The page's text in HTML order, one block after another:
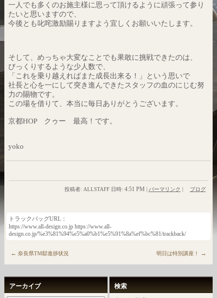
一人でも多くのお施主様に思って頂けるように頑張って参り
たいと思いますので、
今後とも叱咤激励賜りますよう宜しくお願いいたします。
そして、めっちゃ大変なことでも果敢に挑戦できたのは、
びっくりするような少人数で、
「これを乗り越えればまた成長出来る！」という思いで
社長と心を一にして突き進んできたスタッフの血のにじむ努
力の賜物です。
この場を借りて、本当に毎日ありがとうございます。
京都HOP クゥー 最高！です。
yoko
投稿者: ALLSTAFF 日時: 4:51 PM | パーマリンク | ブログ
トラックバッグURL：
https://www.all-design.co.jp https://www.all-
design.co.jp/%e3%81%94%e5%a0%b1%e5%91%8a%ef%bc%81/trackback/
← 奈良県TM邸進捗状況 明日は特別講座！ →
アーカイブ 検索